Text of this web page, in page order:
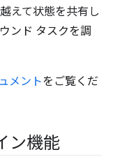
えて状態を共有し
ンド タスクを調
メントをご覧くだ
ン機能